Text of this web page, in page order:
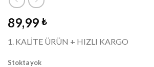
89,99 ₺
1. KALİTE ÜRÜN + HIZLI KARGO
Stokta yok